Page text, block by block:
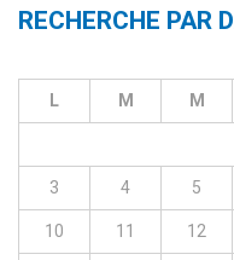
RECHERCHE PAR
L M M
3
4 5
10
11 12